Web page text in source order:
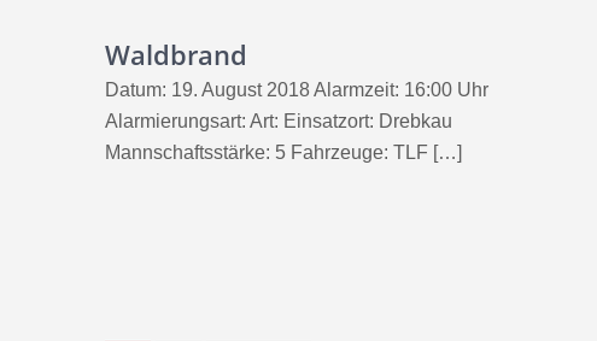
Waldbrand
Datum: 19. August 2018 Alarmzeit: 16:00 Uhr
Alarmierungsart: Art: Einsatzort: Drebkau
Mannschaftsstärke: 5 Fahrzeuge: TLF […]